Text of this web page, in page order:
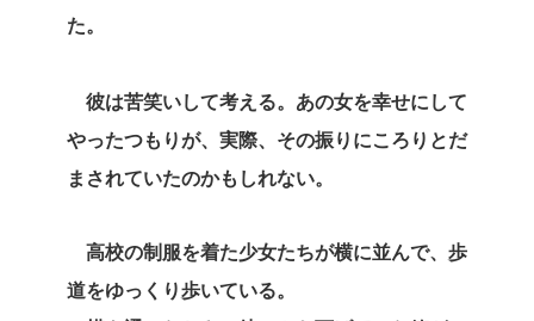
た。
彼は苦笑いして考える。あの女を幸せにして
やったつもりが、実際、その振りにころりとだ
まされていたのかもしれない。
高校の制服を着た少女たちが横に並んで、歩
道をゆっくり歩いている。